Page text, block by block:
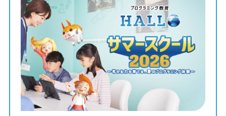
困った時はコーチがしっかりサポートします。
・日程：全4回
8月3日(月) / 8月5日(水) / 8月17日(月) / 8月19日(水)
8月22日(土) / 8月24日(月) / 8月26日(水) / 8月30日(日)
・時間：
平日①15:20-16:10
土日②10:00-10:50 ③13:30-14:20 ④14:30-15:20